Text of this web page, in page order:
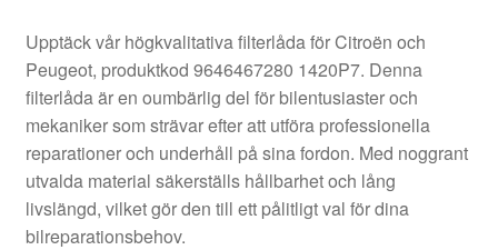
Kolla upp
Kontakt
Mitt konto
Upptäck vår högkvalitativa filterlåda för Citroën och
Peugeot, produktkod 9646467280 1420P7. Denna
filterlåda är en oumbärlig del för bilentusiaster och
mekaniker som strävar efter att utföra professionella
reparationer och underhåll på sina fordon. Med noggrant
utvalda material säkerställs hållbarhet och lång
livslängd, vilket gör den till ett pålitligt val för dina
bilreparationsbehov.